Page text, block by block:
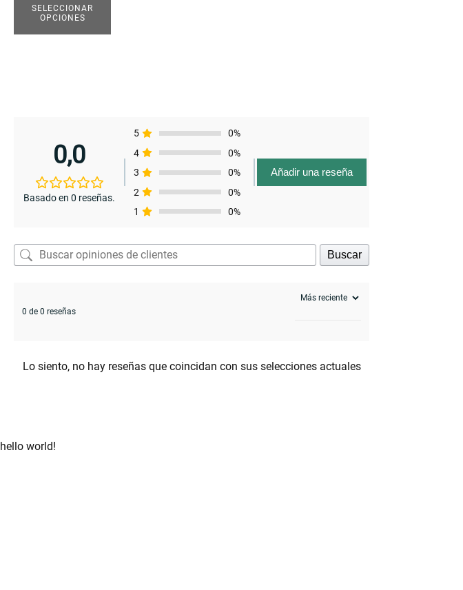
SELECCIONAR
OPCIONES
pueden
elegir
0,0
Basado en 0 reseñas.
5
0%
4
0%
3
0%
2
0%
1
0%
Añadir una reseña
Buscar
0 de 0 reseñas
Lo siento, no hay reseñas que coincidan con sus selecciones actuales
hello world!